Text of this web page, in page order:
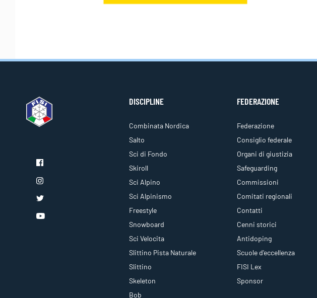
DISCIPLINE
Combinata Nordica
Salto
Sci di Fondo
Skiroll
Sci Alpino
Sci Alpinismo
Freestyle
Snowboard
Sci Velocita
Slittino Pista Naturale
Slittino
Skeleton
Bob
FEDERAZIONE
Federazione
Consiglio federale
Organi di giustizia
Safeguarding
Commissioni
Comitati regionali
Contatti
Cenni storici
Antidoping
Scuole d'eccellenza
FISI Lex
Sponsor